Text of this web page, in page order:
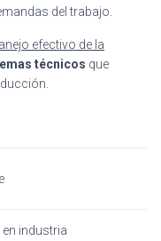
del trabajo.
efectivo de la
técnicos que
industria